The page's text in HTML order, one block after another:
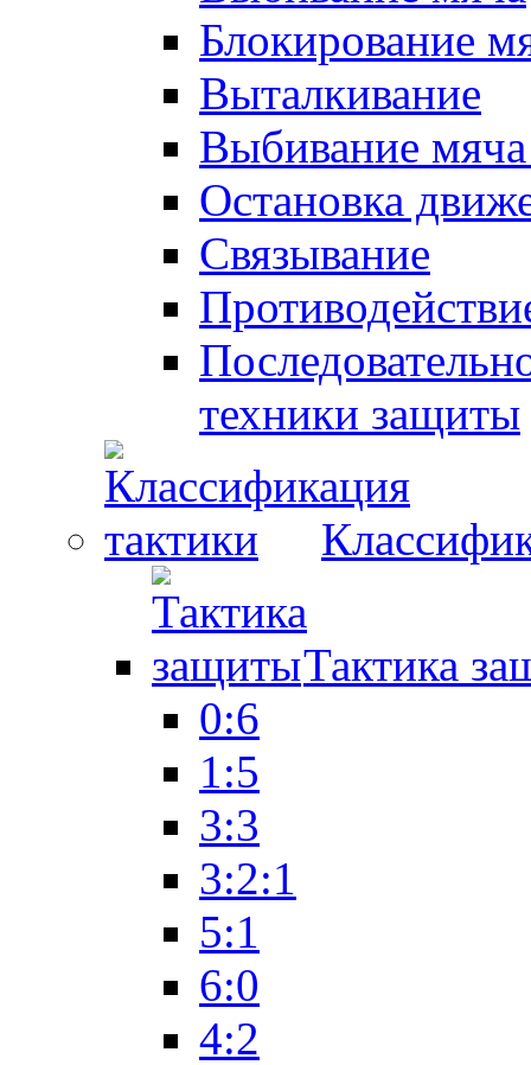
Блокирование
Выталкивание
Выбивание
Остановка
Связывание
техники защиты
Тактика
0:6
1:5
3:3
3:2:1
5:1
6:0
4:2